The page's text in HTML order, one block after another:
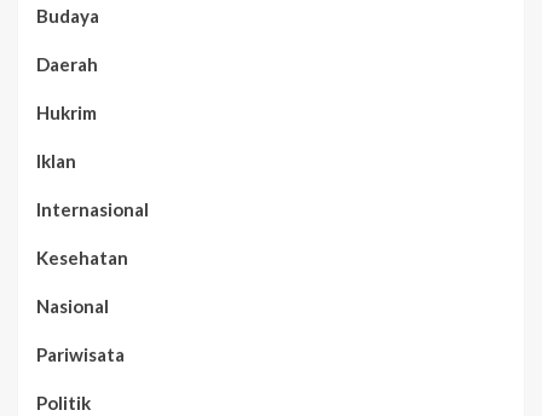
Budaya
Daerah
Hukrim
Iklan
Internasional
Kesehatan
Nasional
Pariwisata
Politik